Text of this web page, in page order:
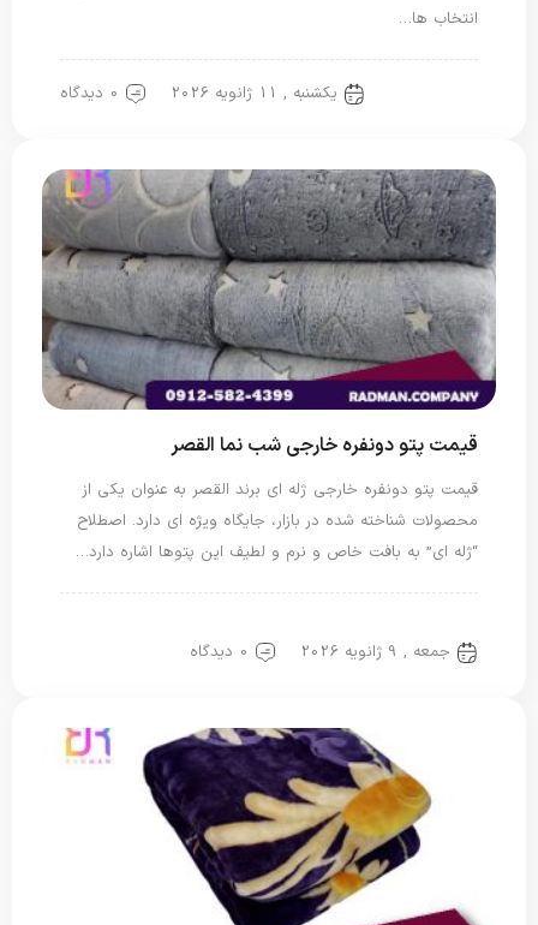
انتخاب ها…
یکشنبه , 11 ژانویه 2026 0 دیدگاه
قیمت پتو دونفره خارجی شب نما القصر
قیمت پتو دونفره خارجی ژله ای برند القصر به عنوان یکی از
محصولات شناخته شده در بازار، جایگاه ویژه ای دارد. اصطلاح
“ژله ای” به بافت خاص و نرم و لطیف این پتوها اشاره دارد…
جمعه , 9 ژانویه 2026 0 دیدگاه